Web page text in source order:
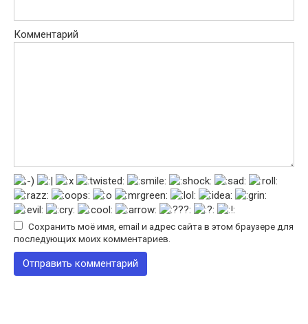
Комментарий
Сохранить моё имя, email и адрес сайта в этом браузере для
последующих моих комментариев.